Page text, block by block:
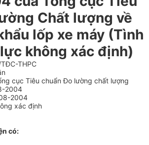
Chất lượng về
lốp xe máy (Tình
không xác định)
THPC
cục Tiêu chuẩn Đo lường chất lượng
2004
2004
xác định
có: